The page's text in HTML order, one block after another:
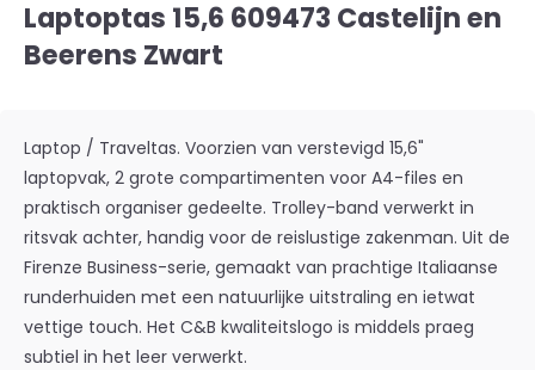
Laptoptas 15,6 609473 Castelijn en
Beerens Zwart
Laptop / Traveltas. Voorzien van verstevigd 15,6"
laptopvak, 2 grote compartimenten voor A4-files en
praktisch organiser gedeelte. Trolley-band verwerkt in
ritsvak achter, handig voor de reislustige zakenman. Uit de
Firenze Business-serie, gemaakt van prachtige Italiaanse
runderhuiden met een natuurlijke uitstraling en ietwat
vettige touch. Het C&B kwaliteitslogo is middels praeg
subtiel in het leer verwerkt.